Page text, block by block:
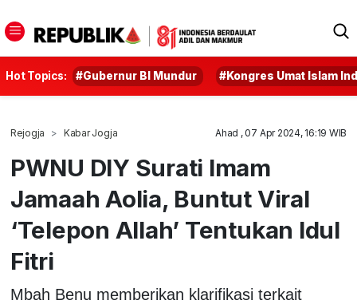
Hot Topics: #Gubernur BI Mundur #Kongres Umat Islam
Rejogja Kabar Jogja Ahad , 07 Apr 2024, 16:19 WIB
PWNU DIY Surati Imam
Jamaah Aolia, Buntut Viral
‘Telepon Allah’ Tentukan Idul
Fitri
Mbah Benu memberikan klarifikasi terkait